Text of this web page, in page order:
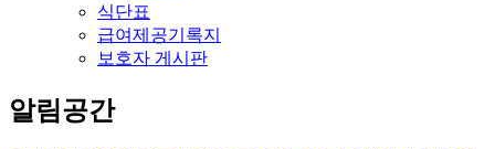
식단표
급여제공기록지
보호자 게시판
알림공간